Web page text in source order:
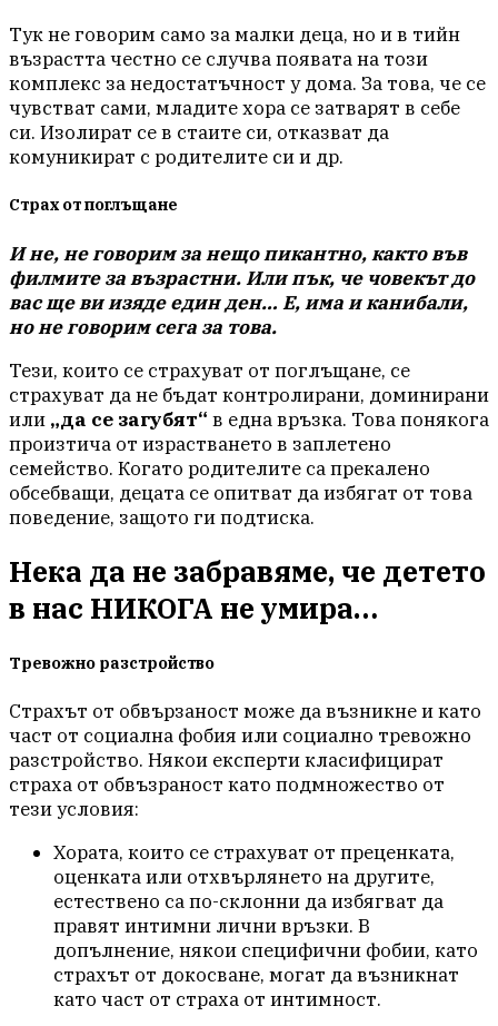
Тук не говорим само за малки деца, но и в тийн
възрастта честно се случва появата на този
комплекс за недостатъчност у дома. За това, че се
чувстват сами, младите хора се затварят в себе
си. Изолират се в стаите си, отказват да
комуникират с родителите си и др.
Страх от поглъщане
И не, не говорим за нещо пикантно, както във
филмите за възрастни. Или пък, че човекът до
вас ще ви изяде един ден… Е, има и канибали,
но не говорим сега за това.
Тези, които се страхуват от поглъщане, се
страхуват да не бъдат контролирани, доминирани
или „да се загубят“ в една връзка. Това понякога
произтича от израстването в заплетено
семейство. Когато родителите са прекалено
обсебващи, децата се опитват да избягат от това
поведение, защото ги подтиска.
Нека да не забравяме, че детето
в нас НИКОГА не умира…
Тревожно разстройство
Страхът от обвързаност може да възникне и като
част от социална фобия или социално тревожно
разстройство. Някои експерти класифицират
страха от обвъзраност като подмножество от
тези условия:
Хората, които се страхуват от преценката,
оценката или отхвърлянето на другите,
естествено са по-склонни да избягват да
правят интимни лични връзки. В
допълнение, някои специфични фобии, като
страхът от докосване, могат да възникнат
като част от страха от интимност.